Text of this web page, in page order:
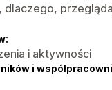
dlaczego,
i aktywności
i